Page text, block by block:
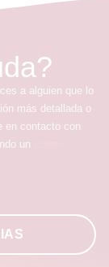
a alguien que lo
más detallada o
en contacto con
un